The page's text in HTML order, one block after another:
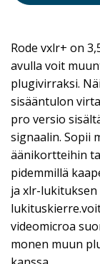
Rode vxlr+ on
avulla voit
plugivirraksi.
sisääntulon
pro versio
signaalin. Sopii
äänikortteihin
pidemmillä
ja xlr-lukituksen
videomicroa
monen muun